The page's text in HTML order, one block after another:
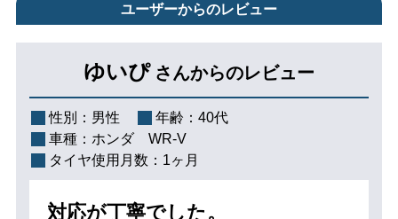
ユーザーからのレビュー
ゆいぴ さんからのレビュー
性別： 男性 年齢： 40代
車種： ホンダ WR-V
タイヤ使用月数： 1ヶ月
対応が丁寧でした。